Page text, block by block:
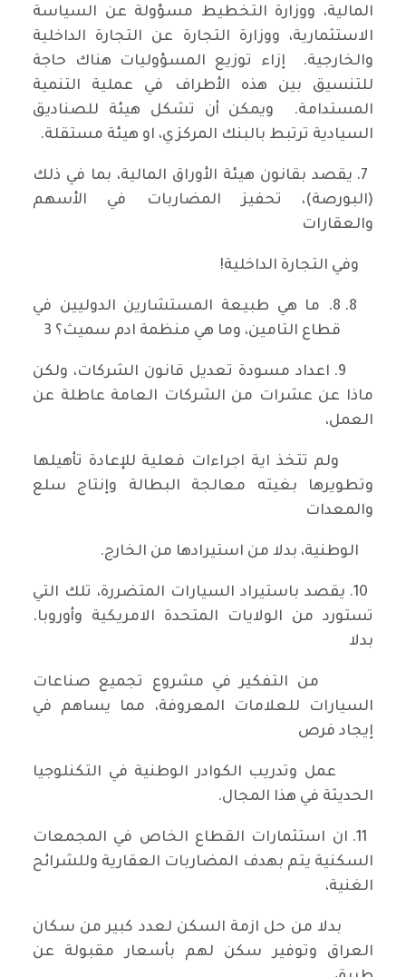
المالية، ووزارة التخطيط مسؤولة عن السياسة
الاستثمارية، ووزارة التجارة عن التجارة الداخلية
والخارجية. إزاء توزيع المسؤوليات هناك حاجة
للتنسيق بين هذه الأطراف في عملية التنمية
المستدامة. ويمكن أن تشكل هيئة للصناديق
السيادية ترتبط بالبنك المركزي، او هيئة مستقلة.
7. يقصد بقانون هيئة الأوراق المالية، بما في ذلك
(البورصة)، تحفيز المضاربات في الأسهم
والعقارات
وفي التجارة الداخلية!
8. ما هي طبيعة المستشارين الدوليين في
قطاع التامين، وما هي منظمة ادم سميث؟ 3
9. اعداد مسودة تعديل قانون الشركات، ولكن
ماذا عن عشرات من الشركات العامة عاطلة عن
العمل،
ولم تتخذ اية اجراءات فعلية للإعادة تأهيلها
وتطويرها بغيته معالجة البطالة وإنتاج سلع
والمعدات
الوطنية، بدلا من استيرادها من الخارج.
10. يقصد باستيراد السيارات المتضررة، تلك التي
تستورد من الولايات المتحدة الامريكية وأوروبا.
بدلا
من التفكير في مشروع تجميع صناعات
السيارات للعلامات المعروفة، مما يساهم في
إيجاد فرص
عمل وتدريب الكوادر الوطنية في التكنلوجيا
الحديثة في هذا المجال.
11. ان استثمارات القطاع الخاص في المجمعات
السكنية يتم بهدف المضاربات العقارية وللشرائح
الغنية،
بدلا من حل ازمة السكن لعدد كبير من سكان
العراق وتوفير سكن لهم بأسعار مقبولة عن